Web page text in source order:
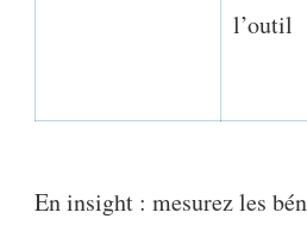
l’outil
En insight : mesurez les